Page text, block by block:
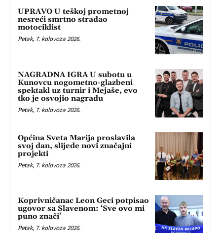
UPRAVO U teškoj prometnoj
nesreći smrtno stradao
motociklist
Petak, 7. kolovoza 2026.
NAGRADNA IGRA U subotu u
Kunovcu nogometno-glazbeni
spektakl uz turnir i Mejaše, evo
tko je osvojio nagradu
Petak, 7. kolovoza 2026.
Općina Sveta Marija proslavila
svoj dan, slijede novi značajni
projekti
Petak, 7. kolovoza 2026.
Koprivničanac Leon Geci potpisao
ugovor sa Slavenom: ‘Sve ovo mi
puno znači’
Petak, 7. kolovoza 2026.